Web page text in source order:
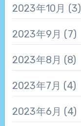
2023年10月 (3)
2023年9月 (7)
2023年8月 (8)
2023年7月 (4)
2023年6月 (4)